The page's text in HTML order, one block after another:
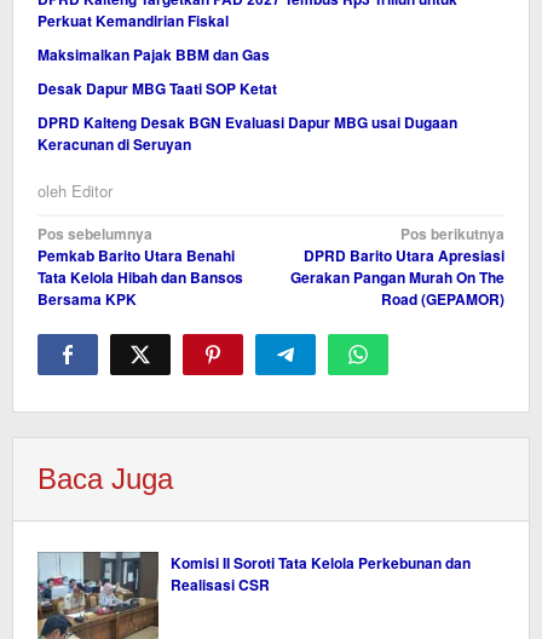
Perkuat Kemandirian Fiskal
Maksimalkan Pajak BBM dan Gas
Desak Dapur MBG Taati SOP Ketat
DPRD Kalteng Desak BGN Evaluasi Dapur MBG usai Dugaan
Keracunan di Seruyan
oleh Editor
Navigasi
pos
Pos sebelumnya
Pemkab Barito Utara Benahi
Tata Kelola Hibah dan Bansos
Bersama KPK
Pos berikutnya
DPRD Barito Utara Apresiasi
Gerakan Pangan Murah On The
Road (GEPAMOR)
Baca Juga
Komisi II Soroti Tata Kelola Perkebunan dan
Realisasi CSR